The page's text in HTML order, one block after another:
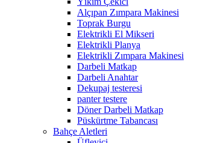
Alçıpan Zımpara Makinesi
Toprak Burgu
Elektrikli El Mikseri
Elektrikli Planya
Elektrikli Zımpara Makinesi
Darbeli Matkap
Darbeli Anahtar
Dekupaj testeresi
panter testere
Döner Darbeli Matkap
Püskürtme Tabancası
Bahçe Aletleri